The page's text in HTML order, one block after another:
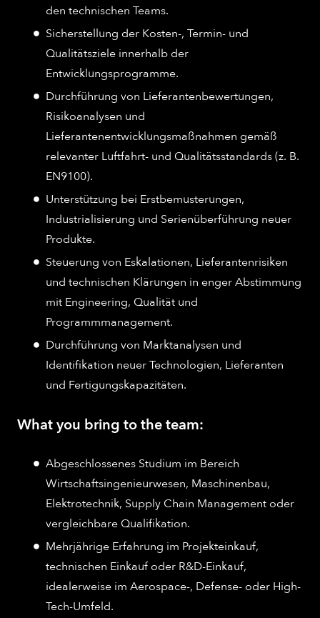
den technischen Teams.
Sicherstellung der Kosten-, Termin- und
Qualitätsziele innerhalb der
Entwicklungsprogramme.
Durchführung von Lieferantenbewertungen,
Risikoanalysen und
Lieferantenentwicklungsmaßnahmen gemäß
relevanter Luftfahrt- und Qualitätsstandards (z. B.
EN9100).
Unterstützung bei Erstbemusterungen,
Industrialisierung und Serienüberführung neuer
Produkte.
Steuerung von Eskalationen, Lieferantenrisiken
und technischen Klärungen in enger Abstimmung
mit Engineering, Qualität und
Programmmanagement.
Durchführung von Marktanalysen und
Identifikation neuer Technologien, Lieferanten
und Fertigungskapazitäten.
What you bring to the team:
Abgeschlossenes Studium im Bereich
Wirtschaftsingenieurwesen, Maschinenbau,
Elektrotechnik, Supply Chain Management oder
vergleichbare Qualifikation.
Mehrjährige Erfahrung im Projekteinkauf,
technischen Einkauf oder R&D-Einkauf,
idealerweise im Aerospace-, Defense- oder High-
Tech-Umfeld.